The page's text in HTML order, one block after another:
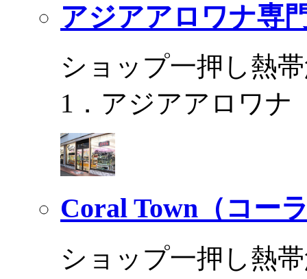
アジアアロワナ専
ショップ一押し熱
1．アジアアロワ
Coral Town（コー
ショップ一押し熱